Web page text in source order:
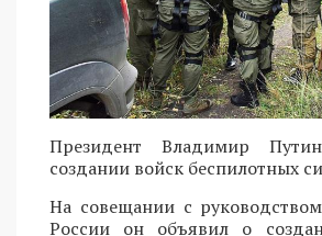
Президент Владимир
создании войск беспилотных
На совещании с
России он объявил о